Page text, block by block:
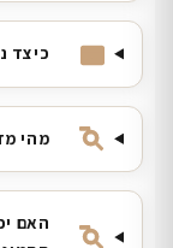
כיצד
מהי
האם